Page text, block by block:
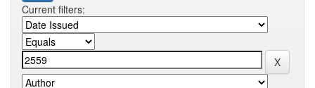
Current filters: